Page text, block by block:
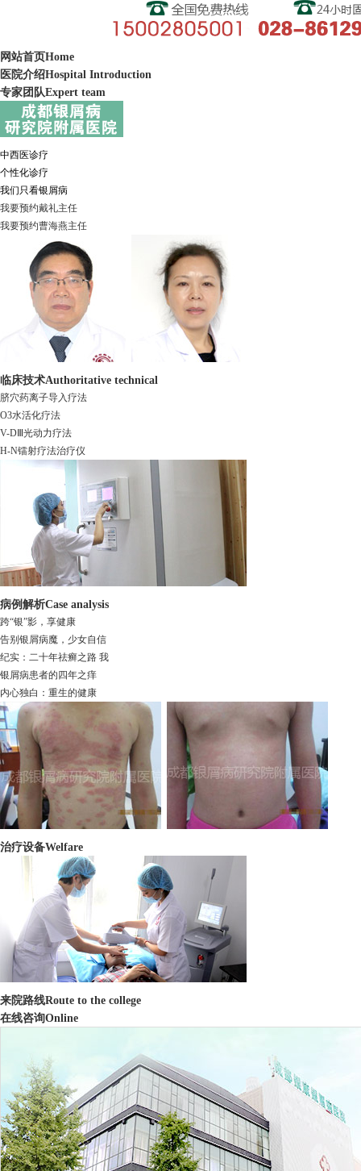
网站首页Home
医院介绍Hospital Introduction
专家团队Expert team
中西医诊疗
个性化诊疗
我们只看银屑病
我要预约戴礼主任
我要预约曹海燕主任
临床技术Authoritative technical
脐穴药离子导入疗法
O3水活化疗法
V-DⅢ光动力疗法
H-N镭射疗法治疗仪
病例解析Case analysis
跨“银”影，享健康
告别银屑病魔，少女自信
纪实：二十年祛癣之路 我
银屑病患者的四年之痒
内心独白：重生的健康
治疗设备Welfare
来院路线Route to the college
在线咨询Online